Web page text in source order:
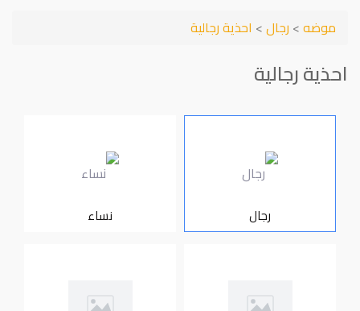
موضه> رجال> احذية رجالية
احذية رجالية
رجال نساء